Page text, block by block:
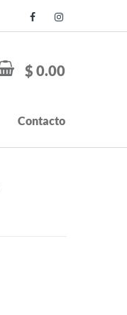
$ 0.00
Contacto